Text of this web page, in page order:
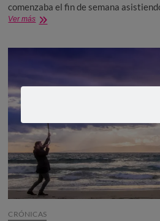
comenzaba el fin de semana
Ver másCrónica
CRÓNICAS